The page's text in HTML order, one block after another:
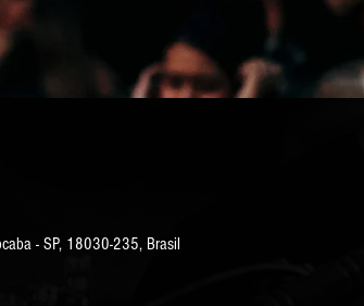
- SP, 18030-235, Brasil